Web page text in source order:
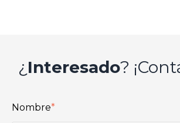
¿ Interesado?
Nombre*